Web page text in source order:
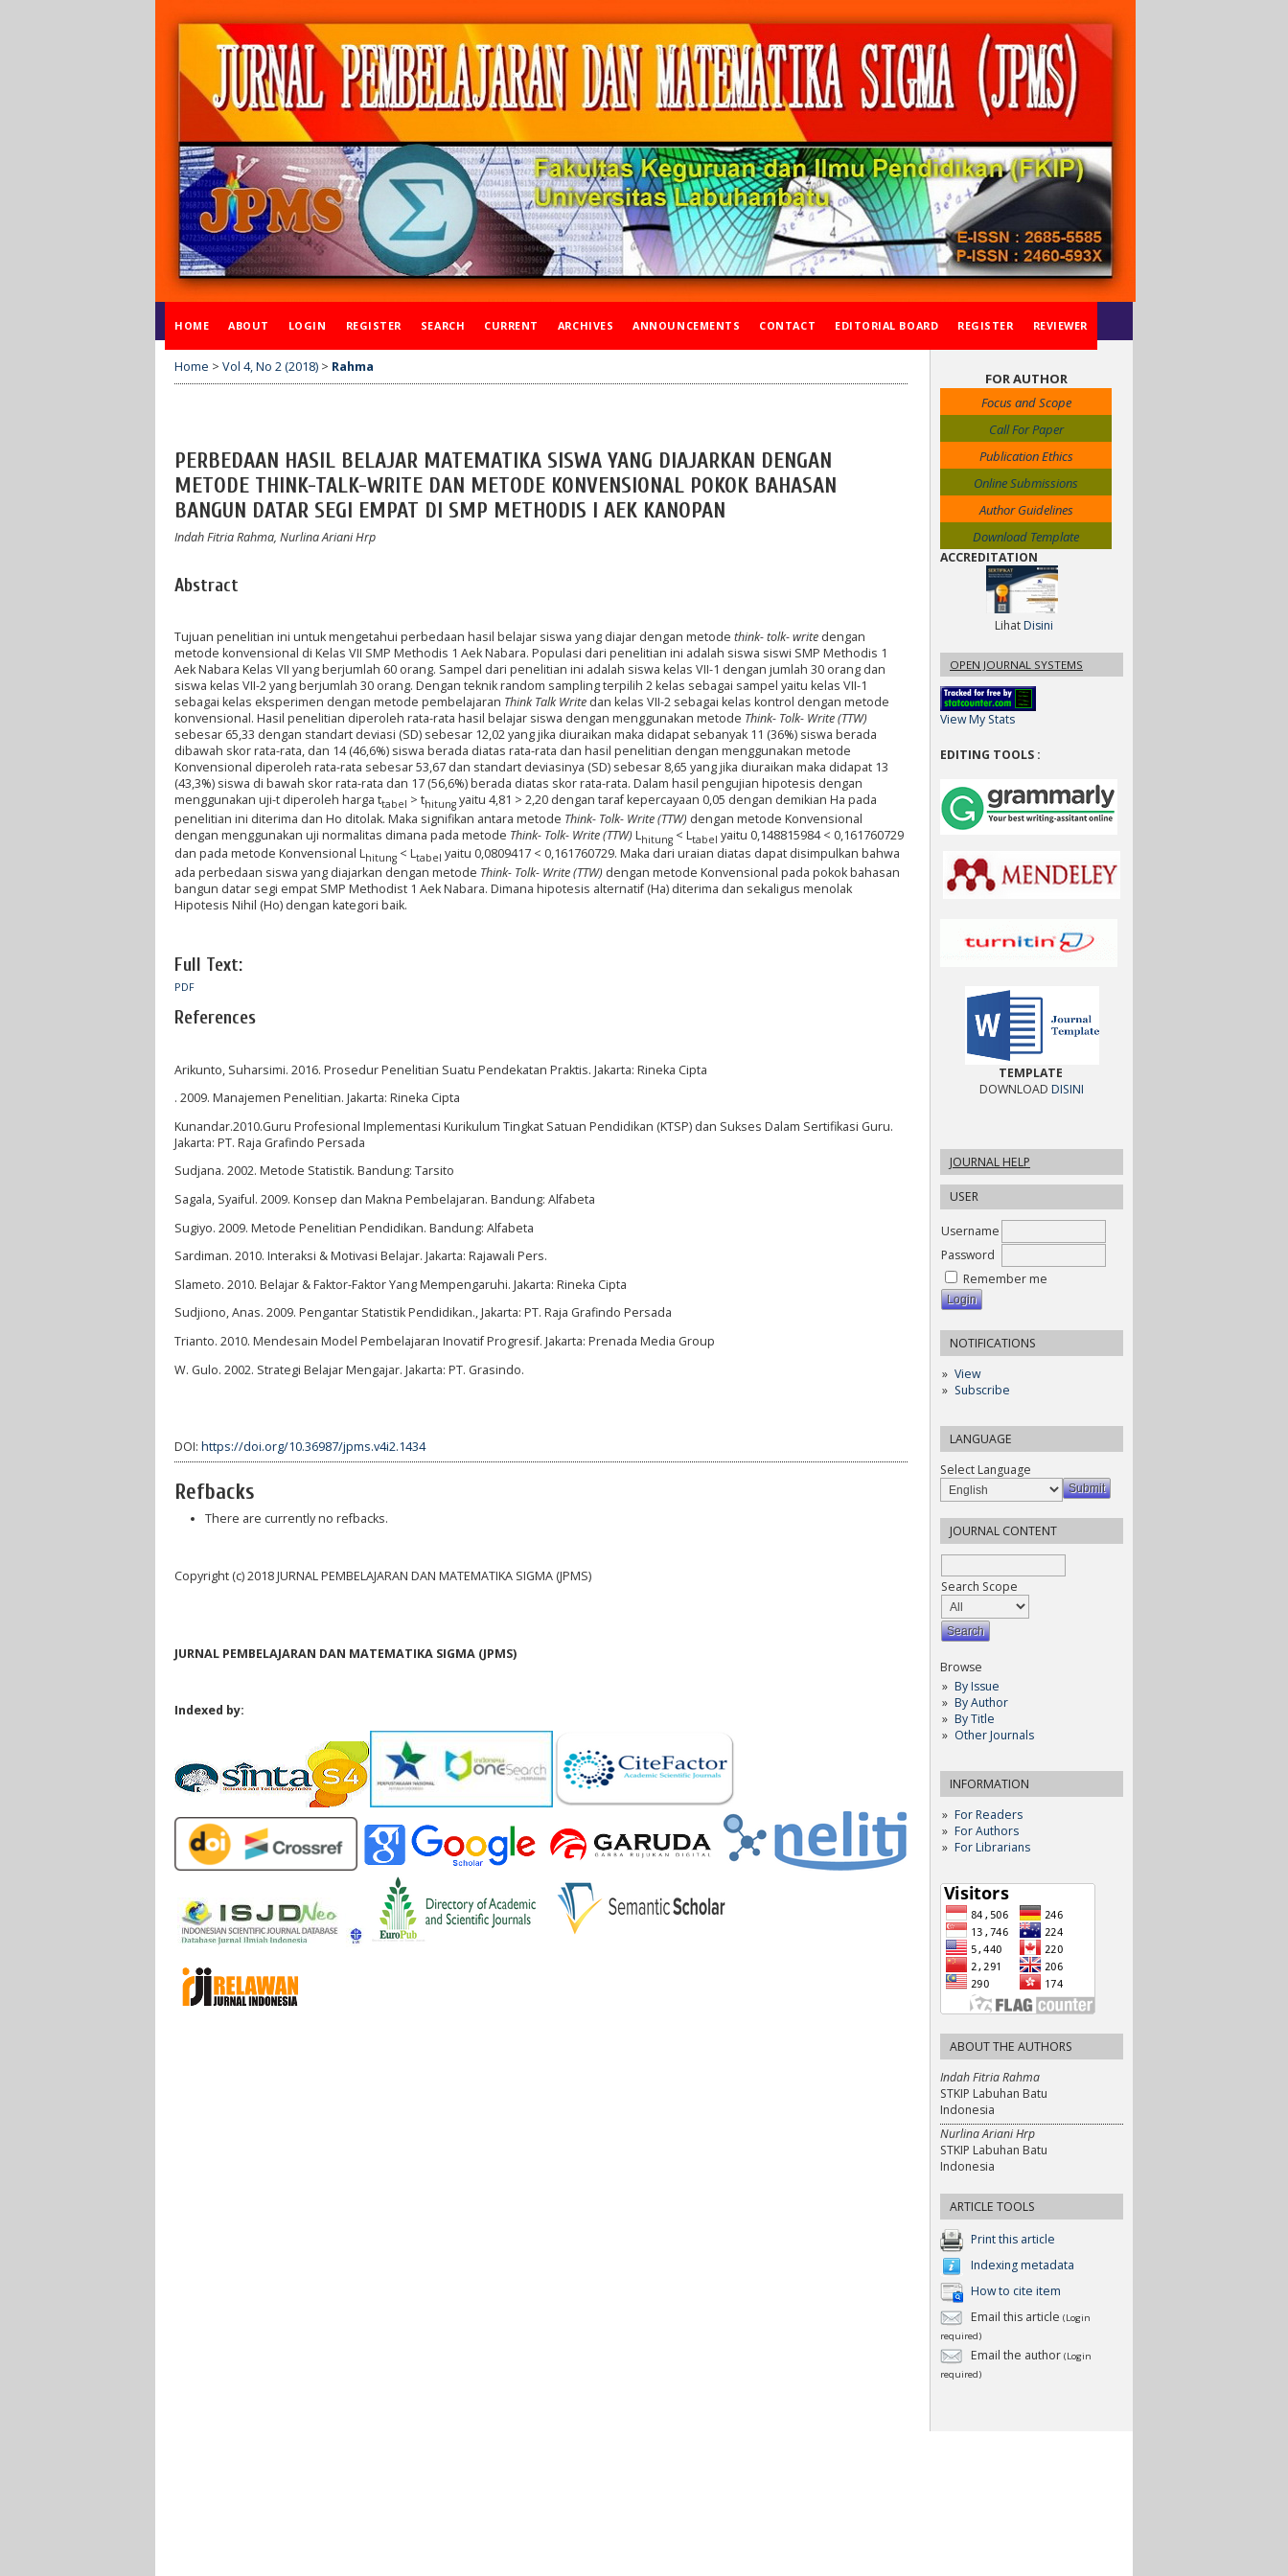
FOR AUTHOR
Focus and Scope
Call For Paper
Publication Ethics
Online Submissions
Author Guidelines
Download Template
ACCREDITATION
LihatDisini
OPEN JOURNAL SYSTEMS
View My Stats
EDITING TOOLS :
TEMPLATE
DOWNLOAD DISINI
JOURNAL HELP
USER
Username
Password
Remember me
NOTIFICATIONS
View
Subscribe
LANGUAGE
Select Language
JOURNAL CONTENT
Search Scope
Browse
By Issue
By Author
By Title
Other Journals
INFORMATION
For Readers
For Authors
For Librarians
ABOUT THE AUTHORS
Indah Fitria Rahma
STKIP Labuhan Batu
Indonesia
Nurlina Ariani Hrp
STKIP Labuhan Batu
Indonesia
ARTICLE TOOLS
Print this article
Indexing metadata
How to cite item
Email this article (Login
required)
Email the author (Login
required)
HOME ABOUT LOGIN REGISTER SEARCH CURRENT ARCHIVES ANNOUNCEMENTS CONTACT EDITORIAL BOARD REGISTER REVIEWER
Home > Vol 4, No 2 (2018) > Rahma
PERBEDAAN HASIL BELAJAR MATEMATIKA SISWA YANG DIAJARKAN DENGAN
METODE THINK-TALK-WRITE DAN METODE KONVENSIONAL POKOK BAHASAN
BANGUN DATAR SEGI EMPAT DI SMP METHODIS I AEK KANOPAN
Indah Fitria Rahma, Nurlina Ariani Hrp
Abstract
Tujuan penelitian ini untuk mengetahui perbedaan hasil belajar siswa yang diajar dengan metode think- tolk- write dengan
metode konvensional di Kelas VII SMP Methodis 1 Aek Nabara. Populasi dari penelitian ini adalah siswa siswi SMP Methodis 1
Aek Nabara Kelas VII yang berjumlah 60 orang. Sampel dari penelitian ini adalah siswa kelas VII-1 dengan jumlah 30 orang dan
siswa kelas VII-2 yang berjumlah 30 orang. Dengan teknik random sampling terpilih 2 kelas sebagai sampel yaitu kelas VII-1
sebagai kelas eksperimen dengan metode pembelajaran Think Talk Write dan kelas VII-2 sebagai kelas kontrol dengan metode
konvensional. Hasil penelitian diperoleh rata-rata hasil belajar siswa dengan menggunakan metode Think- Tolk- Write (TTW)
sebesar 65,33 dengan standart deviasi (SD) sebesar 12,02 yang jika diuraikan maka didapat sebanyak 11 (36%) siswa berada
dibawah skor rata-rata, dan 14 (46,6%) siswa berada diatas rata-rata dan hasil penelitian dengan menggunakan metode
Konvensional diperoleh rata-rata sebesar 53,67 dan standart deviasinya (SD) sebesar 8,65 yang jika diuraikan maka didapat 13
(43,3%) siswa di bawah skor rata-rata dan 17 (56,6%) berada diatas skor rata-rata. Dalam hasil pengujian hipotesis dengan
menggunakan uji-t diperoleh harga ttabel > thitung yaitu 4,81 > 2,20 dengan taraf kepercayaan 0,05 dengan demikian Ha pada
penelitian ini diterima dan Ho ditolak. Maka signifikan antara metode Think- Tolk- Write (TTW) dengan metode Konvensional
dengan menggunakan uji normalitas dimana pada metode Think- Tolk- Write (TTW) Lhitung < Ltabel yaitu 0,148815984 < 0,161760729
dan pada metode Konvensional Lhitung < Ltabel yaitu 0,0809417 < 0,161760729. Maka dari uraian diatas dapat disimpulkan bahwa
ada perbedaan siswa yang diajarkan dengan metode Think- Tolk- Write (TTW) dengan metode Konvensional pada pokok bahasan
bangun datar segi empat SMP Methodist 1 Aek Nabara. Dimana hipotesis alternatif (Ha) diterima dan sekaligus menolak
Hipotesis Nihil (Ho) dengan kategori baik.
Full Text:
PDF
References
Arikunto, Suharsimi. 2016. Prosedur Penelitian Suatu Pendekatan Praktis. Jakarta: Rineka Cipta
. 2009. Manajemen Penelitian. Jakarta: Rineka Cipta
Kunandar.2010.Guru Profesional Implementasi Kurikulum Tingkat Satuan Pendidikan (KTSP) dan Sukses Dalam Sertifikasi Guru.
Jakarta: PT. Raja Grafindo Persada
Sudjana. 2002. Metode Statistik. Bandung: Tarsito
Sagala, Syaiful. 2009. Konsep dan Makna Pembelajaran. Bandung: Alfabeta
Sugiyo. 2009. Metode Penelitian Pendidikan. Bandung: Alfabeta
Sardiman. 2010. Interaksi & Motivasi Belajar. Jakarta: Rajawali Pers.
Slameto. 2010. Belajar & Faktor-Faktor Yang Mempengaruhi. Jakarta: Rineka Cipta
Sudjiono, Anas. 2009. Pengantar Statistik Pendidikan., Jakarta: PT. Raja Grafindo Persada
Trianto. 2010. Mendesain Model Pembelajaran Inovatif Progresif. Jakarta: Prenada Media Group
W. Gulo. 2002. Strategi Belajar Mengajar. Jakarta: PT. Grasindo.
DOI: https://doi.org/10.36987/jpms.v4i2.1434
Refbacks
There are currently no refbacks.
Copyright (c) 2018 JURNAL PEMBELAJARAN DAN MATEMATIKA SIGMA (JPMS)
JURNAL PEMBELAJARAN DAN MATEMATIKA SIGMA (JPMS)
Indexed by: